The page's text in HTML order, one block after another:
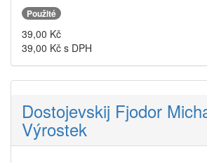
Použité
39,00 Kč
39,00 Kč s DPH
Dostojevskij Fjodor
Výrostek